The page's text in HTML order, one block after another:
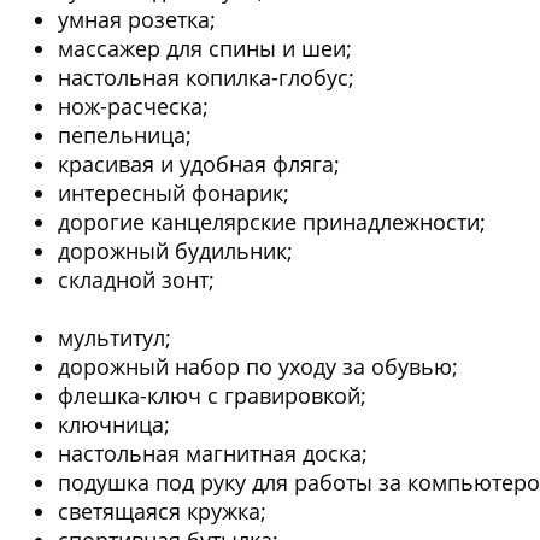
умная розетка;
массажер для спины и шеи;
настольная копилка-глобус;
нож-расческа;
пепельница;
красивая и удобная фляга;
интересный фонарик;
дорогие канцелярские принадлежности;
дорожный будильник;
складной зонт;
мультитул;
дорожный набор по уходу за обувью;
флешка-ключ с гравировкой;
ключница;
настольная магнитная доска;
подушка под руку для работы за
светящаяся кружка;